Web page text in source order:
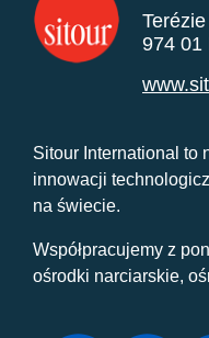
974 01
Sitour International to
innowacji
na świecie.
Współpracujemy z
ośrodki narciarskie,